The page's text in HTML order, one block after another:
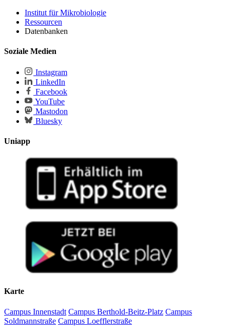
Institut für Mikrobiologie
Ressourcen
Datenbanken
Soziale Medien
Instagram
LinkedIn
Facebook
YouTube
Mastodon
Bluesky
Uniapp
Karte
Campus Innenstadt Campus Berthold-Beitz-Platz Campus
Soldmannstraße Campus Loefflerstraße